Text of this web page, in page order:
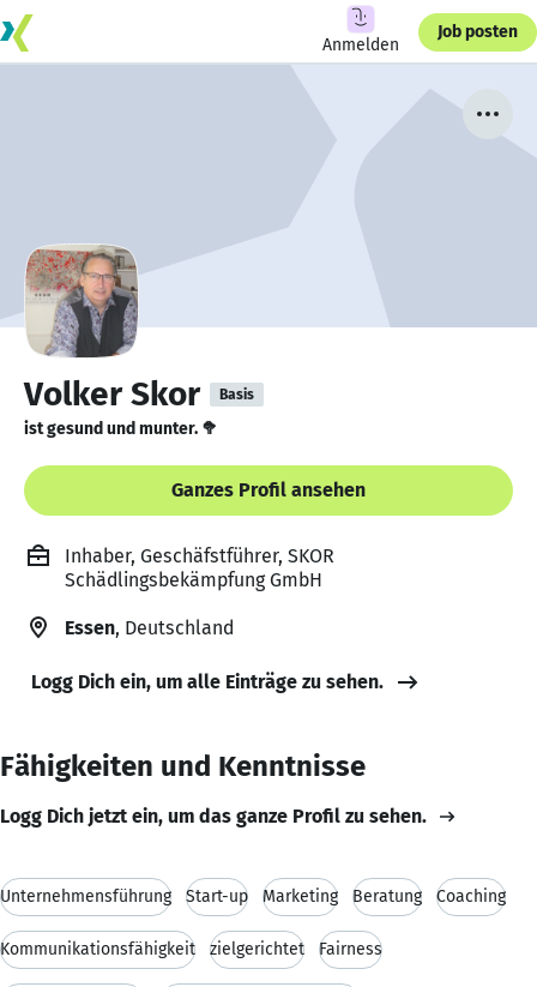
Anmelden
Job posten
Volker Skor Basis
ist gesund und munter. 🥦
Ganzes Profil ansehen
Inhaber, Geschäfstführer, SKOR
Schädlingsbekämpfung GmbH
Essen, Deutschland
Logg Dich ein, um alle Einträge zu sehen.
Fähigkeiten und Kenntnisse
Logg Dich jetzt ein, um das ganze Profil zu sehen.
Unternehmensführung Start-up Marketing Beratung Coaching
Kommunikationsfähigkeit zielgerichtet Fairness